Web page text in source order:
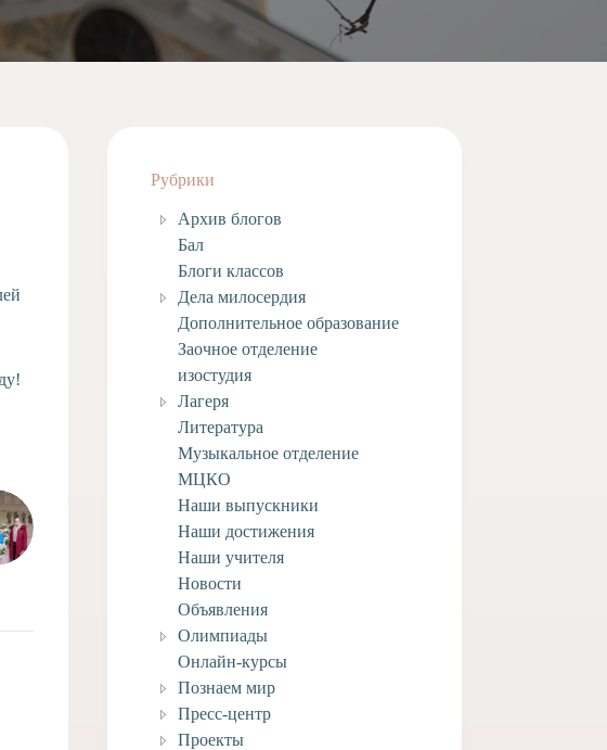
Рубрики
Архив блогов
Бал
Блоги классов
Дела милосердия
Дополнительное образование
Заочное отделение
изостудия
Лагеря
Литература
Музыкальное отделение
МЦКО
Наши выпускники
Наши достижения
Наши учителя
Новости
Объявления
Олимпиады
Онлайн-курсы
Познаем мир
Пресс-центр
Проекты